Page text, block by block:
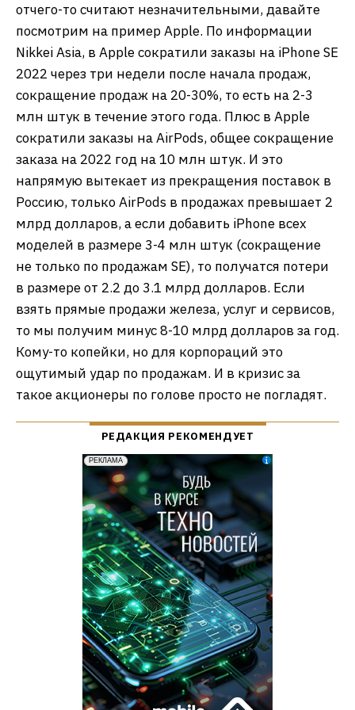
отчего-то считают незначительными, давайте
посмотрим на пример Apple. По информации
Nikkei Asia, в Apple сократили заказы на iPhone SE
2022 через три недели после начала продаж,
сокращение продаж на 20-30%, то есть на 2-3
млн штук в течение этого года. Плюс в Apple
сократили заказы на AirPods, общее сокращение
заказа на 2022 год на 10 млн штук. И это
напрямую вытекает из прекращения поставок в
Россию, только AirPods в продажах превышает 2
млрд долларов, а если добавить iPhone всех
моделей в размере 3-4 млн штук (сокращение
не только по продажам SE), то получатся потери
в размере от 2.2 до 3.1 млрд долларов. Если
взять прямые продажи железа, услуг и сервисов,
то мы получим минус 8-10 млрд долларов за год.
Кому-то копейки, но для корпораций это
ощутимый удар по продажам. И в кризис за
такое акционеры по голове просто не погладят.